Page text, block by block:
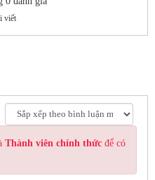
viết
Thành viên chính thức để có